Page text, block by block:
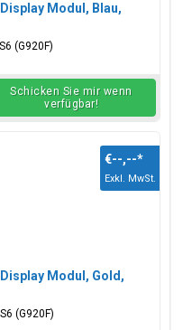
Modul, Blau,
(G920F)
Schicken Sie mir wenn
verfügbar!
Modul, Gold,
(G920F)
€--,--*
Exkl. MwSt.